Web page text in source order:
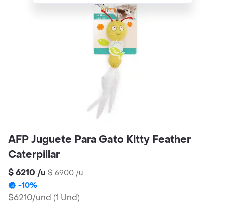
AFP Juguete Para Gato Kitty Feather
Caterpillar
$ 6210 /u $ 6900/u
-10%
$6210/und (1 Und)